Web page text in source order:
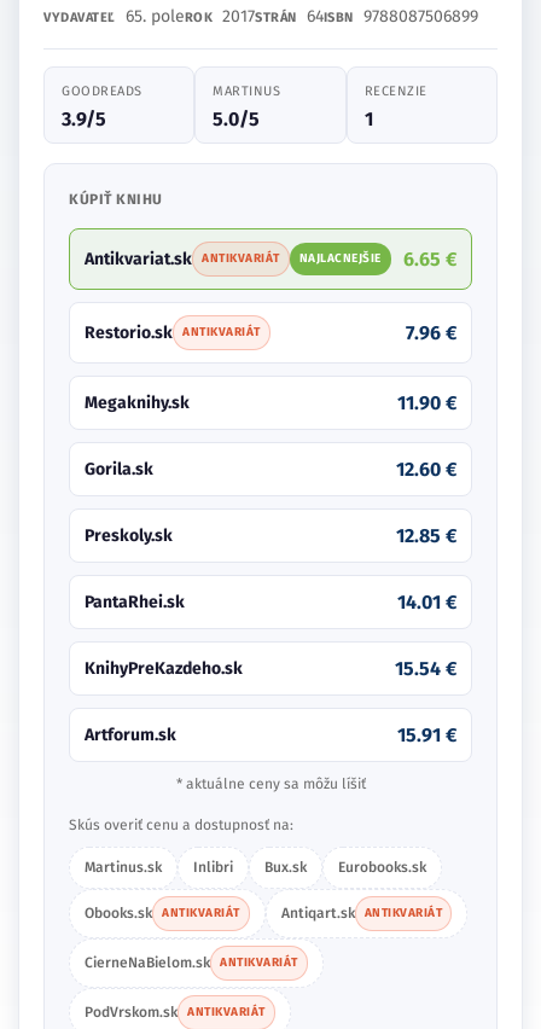
VYDAVATEĽ 65. poleROK 2017STRÁN 64ISBN 9788087506899
GOODREADS
3.9/5
MARTINUS
5.0/5
RECENZIE
1
KÚPIŤ KNIHU
Antikvariat.sk ANTIKVARIÁT NAJLACNEJŠIE 6.65 €
Restorio.sk ANTIKVARIÁT 7.96 €
Megaknihy.sk 11.90 €
Gorila.sk 12.60 €
Preskoly.sk 12.85 €
PantaRhei.sk 14.01 €
KnihyPreKazdeho.sk 15.54 €
Artforum.sk 15.91 €
* aktuálne ceny sa môžu líšiť
Skús overiť cenu a dostupnosť na:
Martinus.sk Inlibri Bux.sk Eurobooks.sk
Obooks.sk ANTIKVARIÁT Antiqart.sk ANTIKVARIÁT
CierneNaBielom.sk ANTIKVARIÁT
PodVrskom.sk ANTIKVARIÁT